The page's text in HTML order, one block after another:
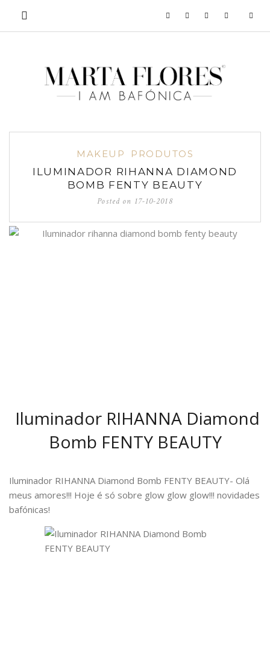
MAKEUP PRODUTOS
ILUMINADOR RIHANNA DIAMOND
BOMB FENTY BEAUTY
Posted on 17-10-2018
Iluminador RIHANNA Diamond
Bomb FENTY BEAUTY
Iluminador RIHANNA Diamond Bomb FENTY BEAUTY- Olá
meus amores!!! Hoje é só sobre glow glow glow!!! novidades
bafónicas!